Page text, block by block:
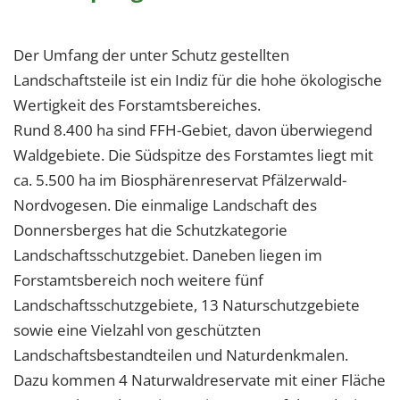
Der Umfang der unter Schutz gestellten
Landschaftsteile ist ein Indiz für die hohe ökologische
Wertigkeit des Forstamtsbereiches.
Rund 8.400 ha sind FFH-Gebiet, davon überwiegend
Waldgebiete. Die Südspitze des Forstamtes liegt mit
ca. 5.500 ha im Biosphärenreservat Pfälzerwald-
Nordvogesen. Die einmalige Landschaft des
Donnersberges hat die Schutzkategorie
Landschaftsschutzgebiet. Daneben liegen im
Forstamtsbereich noch weitere fünf
Landschaftsschutzgebiete, 13 Naturschutzgebiete
sowie eine Vielzahl von geschützten
Landschaftsbestandteilen und Naturdenkmalen.
Dazu kommen 4 Naturwaldreservate mit einer Fläche